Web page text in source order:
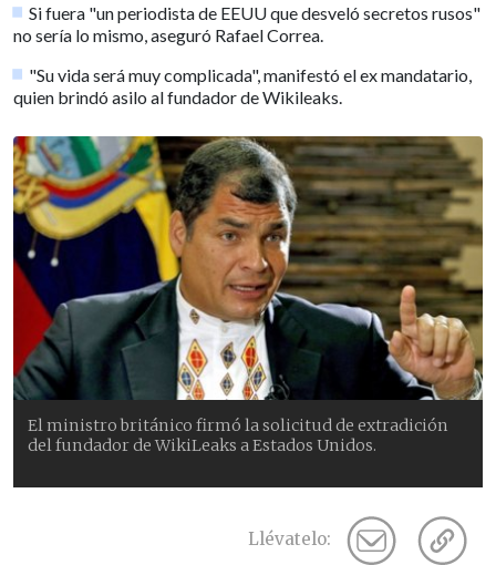
Si fuera "un periodista de EEUU que desveló secretos rusos"
no sería lo mismo, aseguró Rafael Correa.
"Su vida será muy complicada", manifestó el ex mandatario,
quien brindó asilo al fundador de Wikileaks.
El ministro británico firmó la solicitud de extradición
del fundador de WikiLeaks a Estados Unidos.
Llévatelo: